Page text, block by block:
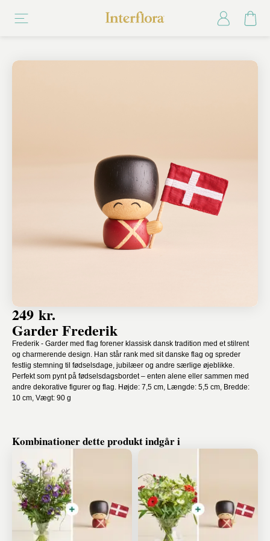
249 kr.
Garder Frederik
Frederik - Garder med flag forener klassisk dansk tradition med et stilrent
og charmerende design. Han står rank med sit danske flag og spreder
festlig stemning til fødselsdage, jubilæer og andre særlige øjeblikke.
Perfekt som pynt på fødselsdagsbordet – enten alene eller sammen med
andre dekorative figurer og flag. Højde: 7,5 cm, Længde: 5,5 cm, Bredde:
10 cm, Vægt: 90 g
Kombinationer dette produkt indgår i